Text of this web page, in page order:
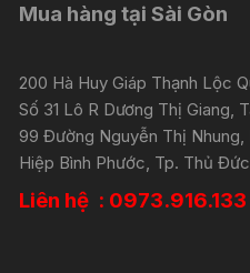
Mua hàng tại Sài Gòn
200 Hà Huy Giáp Thạnh Lộc
Số 31 Lô R Dương Thị Giang,
99 Đường Nguyễn Thị Nhung,
Hiệp Bình Phước, Tp. Thủ Đức
Liên hệ : 0973.916.133